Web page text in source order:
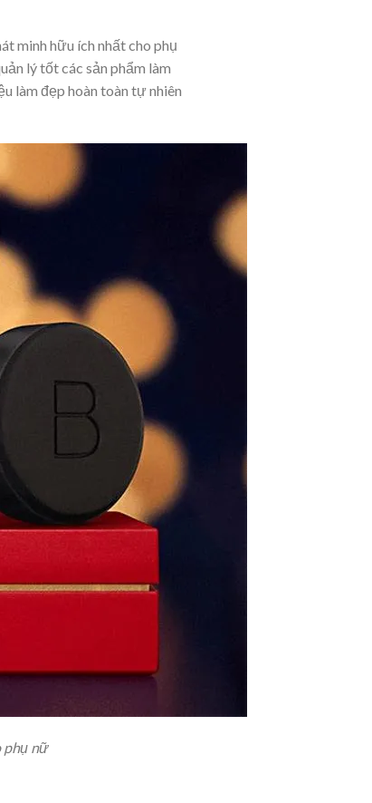
minh hữu ích nhất cho phụ
lý tốt các sản phẩm làm
làm đẹp hoàn toàn tự nhiên
phụ nữ